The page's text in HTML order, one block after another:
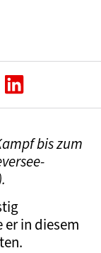
bis zum
in diesem